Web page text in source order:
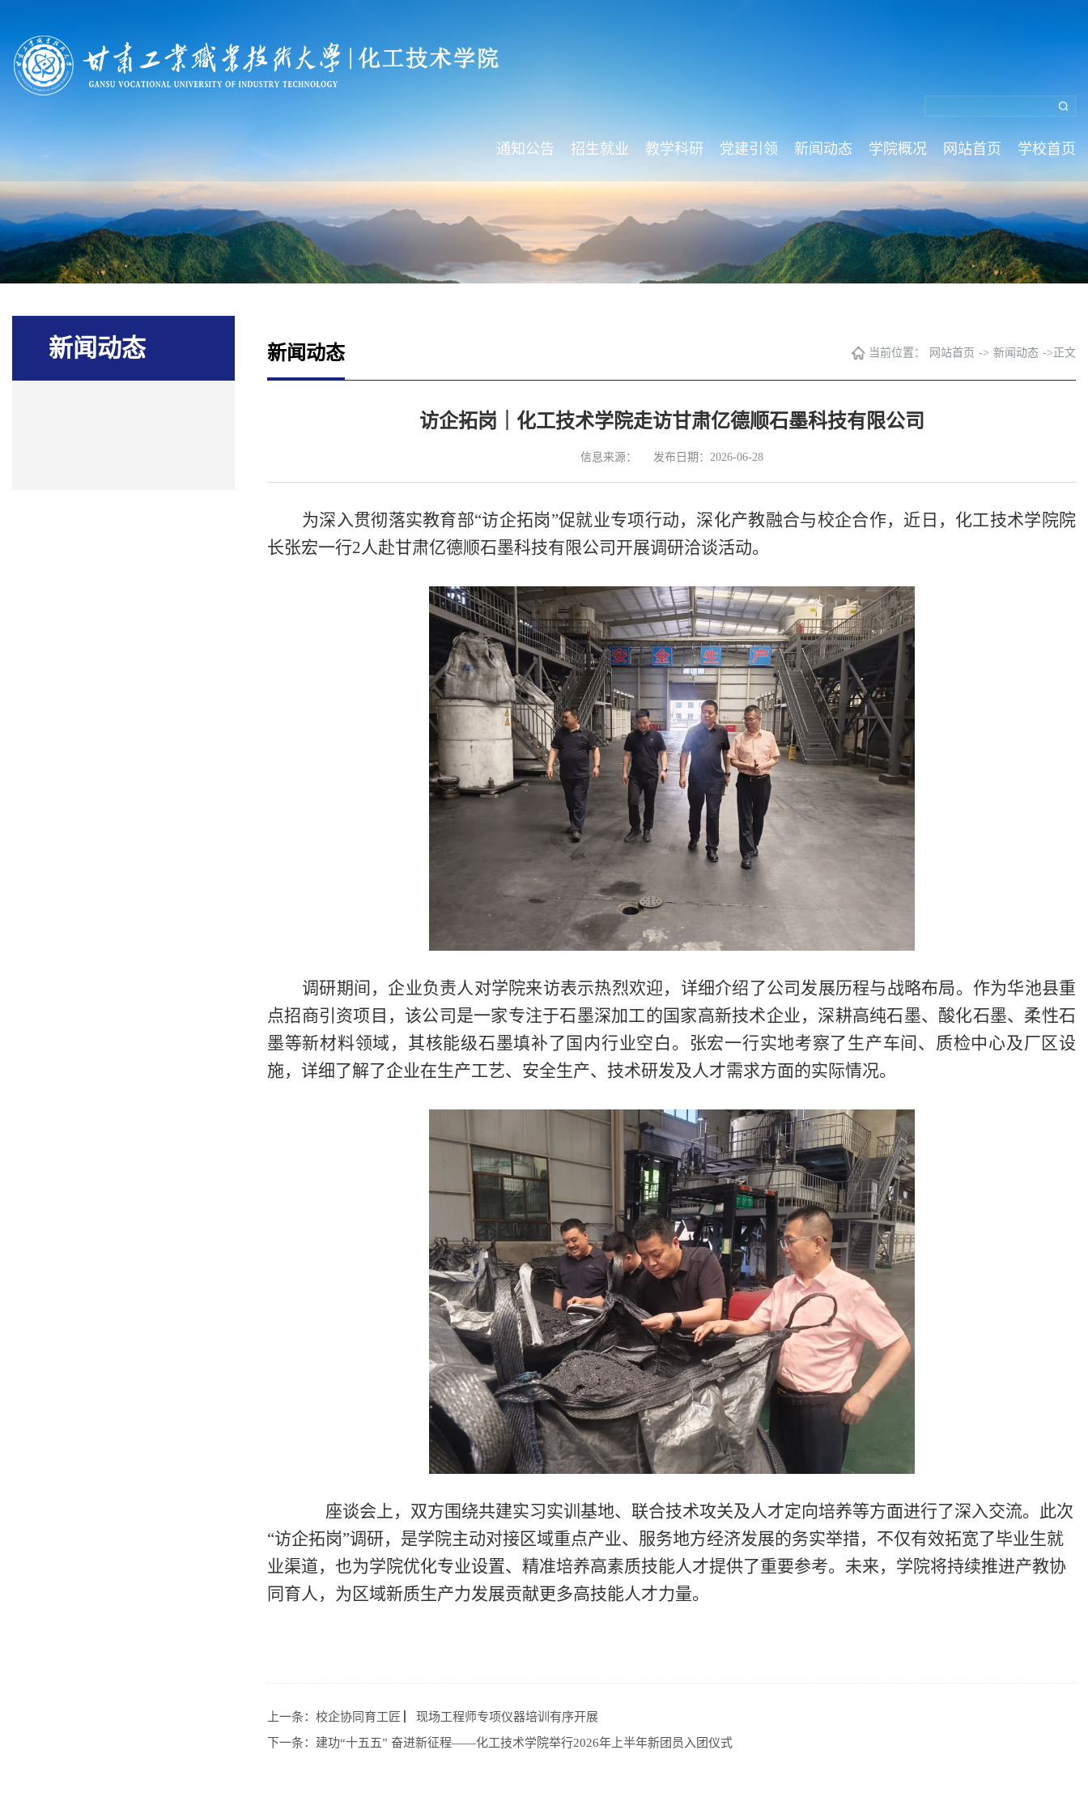
学校首页
网站首页
学院概况
新闻动态
党建引领
教学科研
招生就业
通知公告
新闻动态 新闻动态 当前位置： 网站首页 -> 新闻动态 -> 正文
访企拓岗｜化工技术学院走访甘肃亿德顺石墨科技有限公司
信息来源： 发布日期：2026-06-28
为深入贯彻落实教育部“访企拓岗”促就业专项行动，深化产教融合与校企合作，近日，化工技术学院院
长张宏一行2人赴甘肃亿德顺石墨科技有限公司开展调研洽谈活动。
调研期间，企业负责人对学院来访表示热烈欢迎，详细介绍了公司发展历程与战略布局。作为华池县重
点招商引资项目，该公司是一家专注于石墨深加工的国家高新技术企业，深耕高纯石墨、酸化石墨、柔性石
墨等新材料领域，其核能级石墨填补了国内行业空白。张宏一行实地考察了生产车间、质检中心及厂区设
施，详细了解了企业在生产工艺、安全生产、技术研发及人才需求方面的实际情况。
座谈会上，双方围绕共建实习实训基地、联合技术攻关及人才定向培养等方面进行了深入交流。此次
“访企拓岗”调研，是学院主动对接区域重点产业、服务地方经济发展的务实举措，不仅有效拓宽了毕业生就
业渠道，也为学院优化专业设置、精准培养高素质技能人才提供了重要参考。未来，学院将持续推进产教协
同育人，为区域新质生产力发展贡献更多高技能人才力量。
上一条： 校企协同育工匠 ▏现场工程师专项仪器培训有序开展
下一条： 建功“十五五” 奋进新征程——化工技术学院举行2026年上半年新团员入团仪式